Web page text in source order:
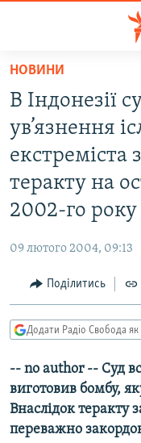
Перейти
основного
матеріалу
Перейти
до
основної
навігації
до
ВСЕ ЗА ДОБУ
ЕКОНОМІКА
СПОРТ
УКРАЇНА
РОСІЙСЬКА
ТИ ЯК?
СХЕМИ
МУЛЬТИМЕДІА
ФОТО
СПЕЦПРОЄКТИ
НОВИНИ
В Індонезії
ув’язнення
екстреміста
теракту на
2002-го року
09 лютого 2004, 09:13
Поділитись
Додати Радіо Свобода
-- no author -- Суд
виготовив бомбу,
Внаслідок теракту
переважно